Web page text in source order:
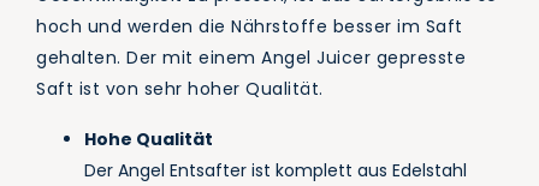
hoch und werden die Nährstoffe besser im Saft
gehalten. Der mit einem Angel Juicer gepresste
Saft ist von sehr hoher Qualität.
Hohe Qualität
Der Angel Entsafter ist komplett aus Edelstahl